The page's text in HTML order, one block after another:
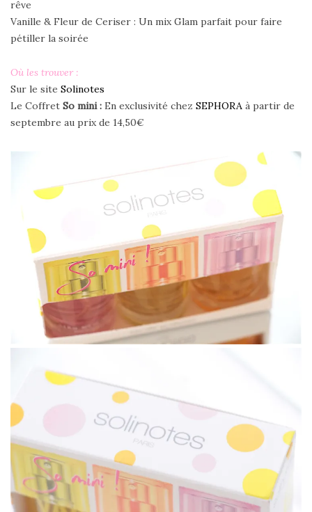
rêve
Vanille & Fleur de Ceriser : Un mix Glam parfait pour faire
pétiller la soirée
Où les trouver :
Sur le site Solinotes
Le Coffret So mini : En exclusivité chez SEPHORA à partir de
septembre au prix de 14,50€